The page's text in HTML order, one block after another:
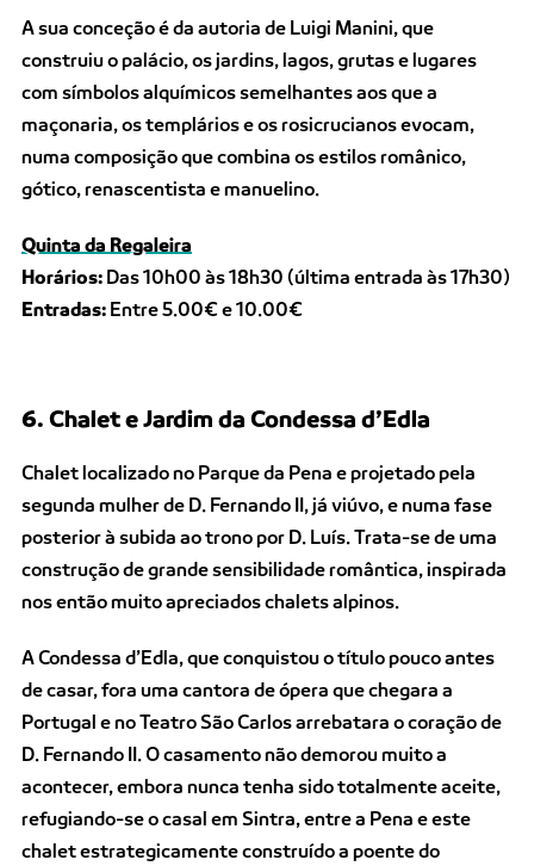
A sua conceção é da autoria de Luigi Manini, que
construiu o palácio, os jardins, lagos, grutas e lugares
com símbolos alquímicos semelhantes aos que a
maçonaria, os templários e os rosicrucianos evocam,
numa composição que combina os estilos românico,
gótico, renascentista e manuelino.
Quinta da Regaleira
Horários: Das 10h00 às 18h30 (última entrada às 17h30)
Entradas: Entre 5.00€ e 10.00€
6. Chalet e Jardim da Condessa d’Edla
Chalet localizado no Parque da Pena e projetado pela
segunda mulher de D. Fernando II, já viúvo, e numa fase
posterior à subida ao trono por D. Luís. Trata-se de uma
construção de grande sensibilidade romântica, inspirada
nos então muito apreciados chalets alpinos.
A Condessa d’Edla, que conquistou o título pouco antes
de casar, fora uma cantora de ópera que chegara a
Portugal e no Teatro São Carlos arrebatara o coração de
D. Fernando II. O casamento não demorou muito a
acontecer, embora nunca tenha sido totalmente aceite,
refugiando-se o casal em Sintra, entre a Pena e este
chalet estrategicamente construído a poente do